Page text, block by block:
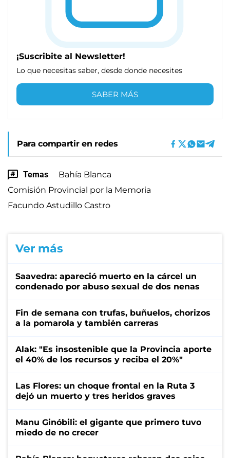
¡Suscribite al Newsletter!
Lo que necesitas saber, desde donde necesites
SABER MÁS
Para compartir en redes
Temas
Bahía Blanca
Comisión Provincial por la Memoria
Facundo Astudillo Castro
Ver más
Saavedra: apareció muerto en la cárcel un
condenado por abuso sexual de dos nenas
Fin de semana con trufas, buñuelos, chorizos
a la pomarola y también carreras
Alak: "Es insostenible que la Provincia aporte
el 40% de los recursos y reciba el 20%"
Las Flores: un choque frontal en la Ruta 3
dejó un muerto y tres heridos graves
Manu Ginóbili: el gigante que primero tuvo
miedo de no crecer